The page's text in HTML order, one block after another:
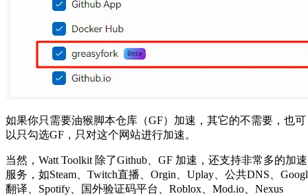
如果你只需要油猴脚本仓库（GF）加速，其它的不需要，也可
以只勾选GF，只对这个网站进行加速。
当然，Watt Toolkit 除了Github、GF 加速，还支持非常多的加速
服务，如Steam、Twitch直播、Orgin、Uplay、公共DNS、
翻译、Spotify、国外验证码平台、Roblox、Mod.io、Nexus